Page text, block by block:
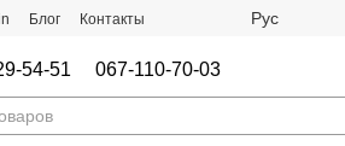
Блог Контакты Рус
54-51 067-110-70-03